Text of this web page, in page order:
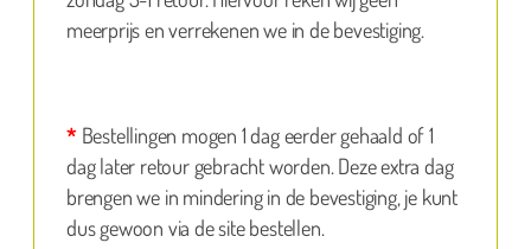
meerprijs en verrekenen we in de bevestiging.
* Bestellingen mogen 1 dag eerder gehaald of 1
dag later retour gebracht worden. Deze extra dag
brengen we in mindering in de bevestiging, je kunt
dus gewoon via de site bestellen.